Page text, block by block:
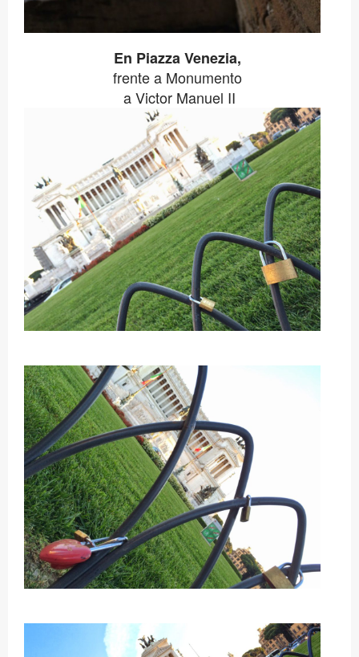
En Piazza Venezia,
frente a Monumento
a Victor Manuel II